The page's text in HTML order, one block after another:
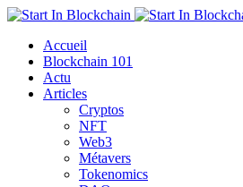
Accueil
Blockchain 101
Actu
Articles
Cryptos
NFT
Web3
Métavers
Tokenomics